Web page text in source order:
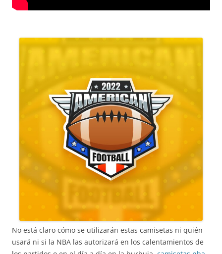
No está claro cómo se utilizarán estas camisetas ni quién
usará ni si la NBA las autorizará en los calentamientos de